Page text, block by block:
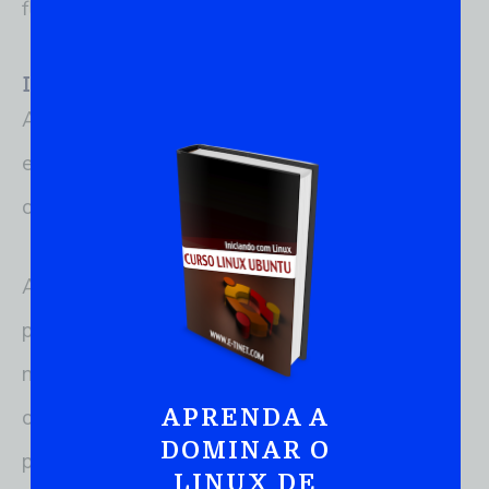
flexibilidade.
II. Vantagens do Linux
Ao explorar os fundamentos do Linux, é
essencial entender as vantagens que o sistema
operacional oferece. Aqui estão algumas delas:
A. Flexibilidade: O Linux é altamente flexível e
pode ser adaptado para atender às
necessidades específicas de cada usuário ou
organização. Sua ampla gama de distribuições
permite escolher aquela que melhor se adequa
APRENDA A
DOMINAR O
LINUX DE